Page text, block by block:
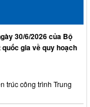
30/6/2026 của Bộ
gia về quy hoạch
trúc công trình Trung